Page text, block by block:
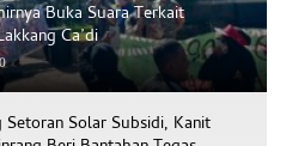
Buka Suara Terkait
Ca’di
0
Setoran Solar Subsidi, Kanit